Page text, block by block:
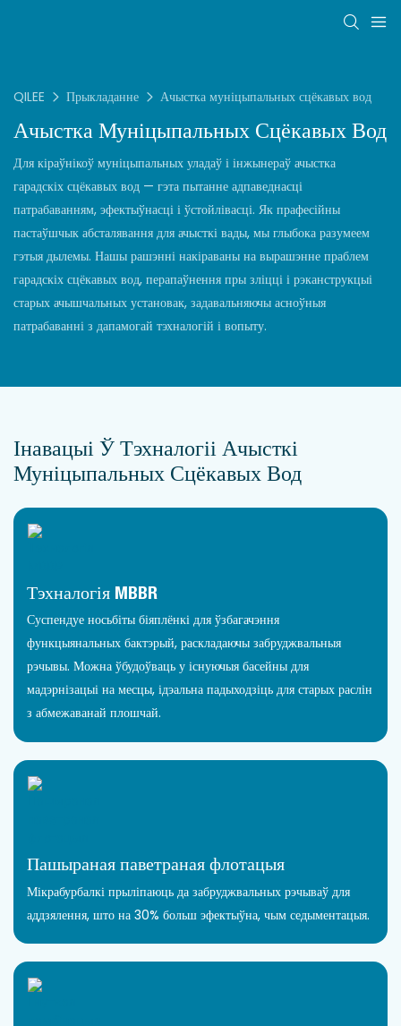
QILEE Прыкладанне Ачыстка муніцыпальных сцёкавых вод
Ачыстка Муніцыпальных Сцёкавых Вод
Для кіраўнікоў муніцыпальных уладаў і інжынераў ачыстка
гарадскіх сцёкавых вод — гэта пытанне адпаведнасці
патрабаванням, эфектыўнасці і ўстойлівасці. Як прафесійны
пастаўшчык абсталявання для ачысткі вады, мы глыбока разумеем
гэтыя дылемы. Нашы рашэнні накіраваны на вырашэнне праблем
гарадскіх сцёкавых вод, перапаўнення пры зліцці і рэканструкцыі
старых ачышчальных установак, задавальняючы асноўныя
патрабаванні з дапамогай тэхналогій і вопыту.
Інавацыі Ў Тэхналогіі Ачысткі
Муніцыпальных Сцёкавых Вод
Тэхналогія MBBR
Суспендуе носьбіты біяплёнкі для ўзбагачэння
функцыянальных бактэрый, раскладаючы забруджвальныя
рэчывы. Можна ўбудоўваць у існуючыя басейны для
мадэрнізацыі на месцы, ідэальна падыходзіць для старых раслін
з абмежаванай плошчай.
Пашыраная паветраная флотацыя
Мікрабурбалкі прыліпаюць да забруджвальных рэчываў для
аддзялення, што на 30% больш эфектыўна, чым седыментацыя.